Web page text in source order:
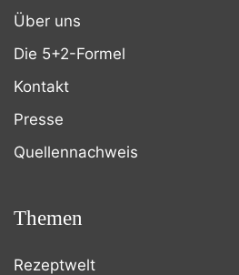
Über uns
Die 5+2-Formel
Kontakt
Presse
Quellennachweis
Themen
Rezeptwelt